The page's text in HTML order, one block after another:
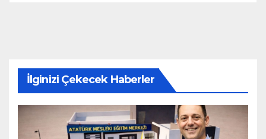
İlginizi Çekecek Haberler